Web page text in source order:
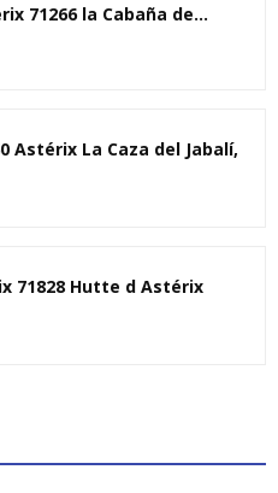
71266 la Cabaña de...
Astérix La Caza del Jabalí,
71828 Hutte d Astérix